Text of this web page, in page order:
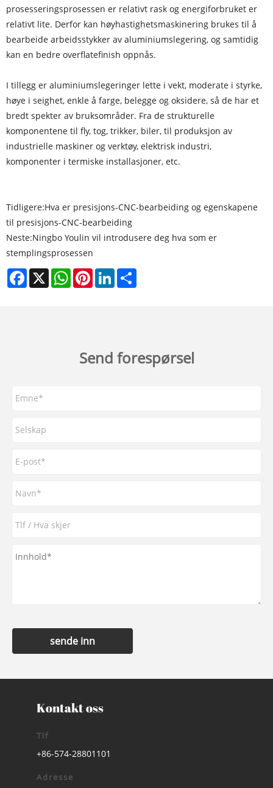
prosesseringsprosessen er relativt rask og energiforbruket er
relativt lite. Derfor kan høyhastighetsmaskinering brukes til å
bearbeide arbeidsstykker av aluminiumslegering, og samtidig
kan en bedre overflatefinish oppnås.
I tillegg er aluminiumslegeringer lette i vekt, moderate i styrke,
høye i seighet, enkle å farge, belegge og oksidere, så de har et
bredt spekter av bruksområder. Fra de strukturelle
komponentene til fly, tog, trikker, biler, til produksjon av
industrielle maskiner og verktøy, elektrisk industri,
komponenter i termiske installasjoner, etc.
Tidligere:Hva er presisjons-CNC-bearbeiding og egenskapene
til presisjons-CNC-bearbeiding
Neste:Ningbo Youlin vil introdusere deg hva som er
stemplingsprosessen
Facebook
X WhatsAppPinterestLinkedIn
Send forespørsel
sende inn
Kontakt oss
Tlf
+86-574-28801101
Adresse